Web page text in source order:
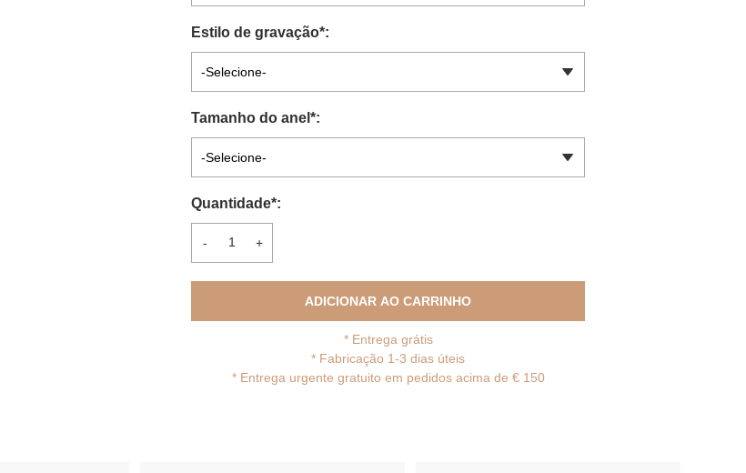
Estilo de gravação*:
-Selecione-
Tamanho do anel *:
-Selecione-
Quantidade*:
- +
ADICIONAR AO CARRINHO
* Entrega grátis
* Fabricação 1-3 dias úteis
* Entrega urgente gratuito em pedidos acima de € 150